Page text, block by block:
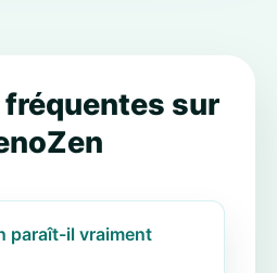
sur
paraît-il vraiment